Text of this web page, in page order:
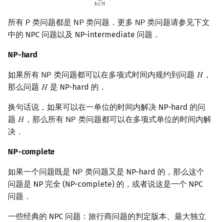
𝑘∈ℕ
所有 𝖯
P 类问题都是 𝖭𝖯
NP类问题．更多 𝖭𝖯
NP 类问题请参见下文
中的 NPC 问题以及 NP-intermediate 问题．
NP-hard
如果所有 𝖭𝖯
NP 类问题都可以在多项式时间内规约到问题 𝐻
H，
那么问题 𝐻
H 是 NP-hard 的．
换句话说，如果可以在一单位的时间内解决 NP-hard 的问
题 𝐻
H ，那么所有 𝖭𝖯
NP 类问题都可以在多项式单位的时间内解
决．
NP-complete
如果一个问题既是 𝖭𝖯
NP 类问题又是 NP-hard 的，那么这个
问题是 NP 完全 (NP-complete) 的，或者说这是一个 NPC
问题．
一些经典的 NPC 问题：旅行商问题的判定版本、最大独立